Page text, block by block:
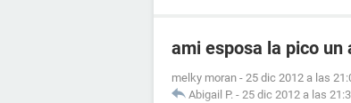
ami esposa la pico un
melky moran - 25 dic 2012 a las
Abigail P. - 25 dic 2012 a las